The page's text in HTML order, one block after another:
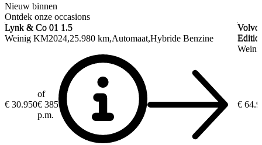
Nieuw binnen
Ontdek onze occasions
Lynk & Co 01 1.5
Weinig KM2024 25.980 km Automaat Hybride Benzine
€ 30.950
of
€ 385
p.m.
Lynk & Co 01 1.5
Volvo
€
Volvo